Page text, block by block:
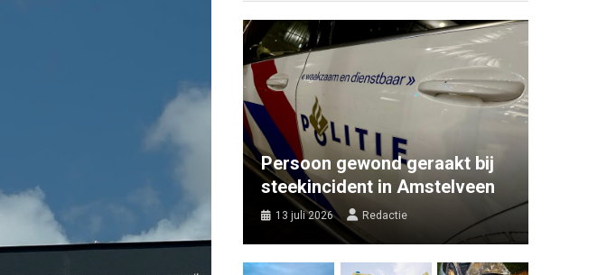
Persoon gewond geraakt bij
steekincident in Amstelveen
13 juli 2026 Redactie